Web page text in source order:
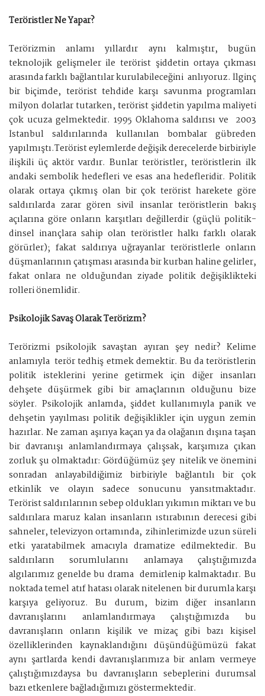
Teröristler Ne Yapar?
Terörizmin anlamı yıllardır aynı kalmıştır, bugün
teknolojik gelişmeler ile terörist şiddetin ortaya çıkması
arasında farklı bağlantılar kurulabileceğini anlıyoruz. İlginç
bir biçimde, terörist tehdide karşı savunma programları
milyon dolarlar tutarken, terörist şiddetin yapılma maliyeti
çok ucuza gelmektedir. 1995 Oklahoma saldırısı ve 2003
İstanbul saldırılarında kullanılan bombalar gübreden
yapılmıştı.Terörist eylemlerde değişik derecelerde birbiriyle
ilişkili üç aktör vardır. Bunlar teröristler, teröristlerin ilk
andaki sembolik hedefleri ve esas ana hedefleridir. Politik
olarak ortaya çıkmış olan bir çok terörist harekete göre
saldırılarda zarar gören sivil insanlar teröristlerin bakış
açılarına göre onların karşıtları değillerdir (güçlü politik-
dinsel inançlara sahip olan teröristler halkı farklı olarak
görürler); fakat saldırıya uğrayanlar teröristlerle onların
düşmanlarının çatışması arasında bir kurban haline gelirler,
fakat onlara ne olduğundan ziyade politik değişiklikteki
rolleri önemlidir.
Psikolojik Savaş Olarak Terörizm?
Terörizmi psikolojik savaştan ayıran şey nedir? Kelime
anlamıyla terör tedhiş etmek demektir. Bu da teröristlerin
politik isteklerini yerine getirmek için diğer insanları
dehşete düşürmek gibi bir amaçlarının olduğunu bize
söyler. Psikolojik anlamda, şiddet kullanımıyla panik ve
dehşetin yayılması politik değişiklikler için uygun zemin
hazırlar. Ne zaman aşırıya kaçan ya da olağanın dışına taşan
bir davranışı anlamlandırmaya çalışsak, karşımıza çıkan
zorluk şu olmaktadır: Gördüğümüz şey nitelik ve önemini
sonradan anlayabildiğimiz birbiriyle bağlantılı bir çok
etkinlik ve olayın sadece sonucunu yansıtmaktadır.
Terörist saldırılarının sebep oldukları yıkımın miktarı ve bu
saldırılara maruz kalan insanların ıstırabının derecesi gibi
sahneler, televizyon ortamında, zihinlerimizde uzun süreli
etki yaratabilmek amacıyla dramatize edilmektedir. Bu
saldırıların sorumlularını anlamaya çalıştığımızda
algılarımız genelde bu drama demirlenip kalmaktadır. Bu
noktada temel atıf hatası olarak nitelenen bir durumla karşı
karşıya geliyoruz. Bu durum, bizim diğer insanların
davranışlarını anlamlandırmaya çalıştığımızda bu
davranışların onların kişilik ve mizaç gibi bazı kişisel
özelliklerinden kaynaklandığını düşündüğümüzü fakat
aynı şartlarda kendi davranışlarımıza bir anlam vermeye
çalıştığımızdaysa bu davranışların sebeplerini durumsal
bazı etkenlere bağladığımızı göstermektedir.